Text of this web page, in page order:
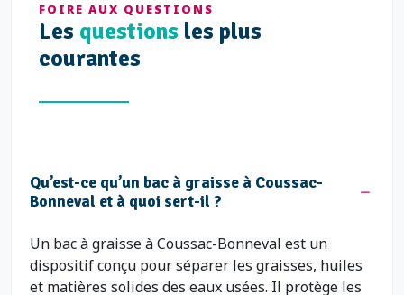
FOIRE AUX QUESTIONS
Les questions les plus
courantes
Qu’est-ce qu’un bac à graisse à Coussac-
Bonneval et à quoi sert-il ?
Un bac à graisse à Coussac-Bonneval est un
dispositif conçu pour séparer les graisses, huiles
et matières solides des eaux usées. Il protège les